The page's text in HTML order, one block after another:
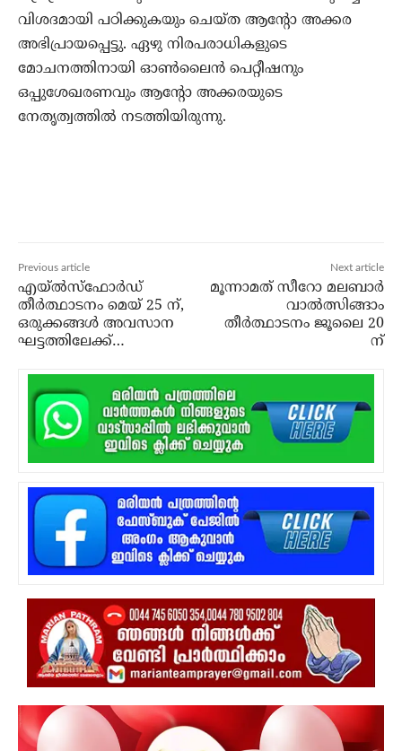
വിശദമായി പഠിക്കുകയും ചെയ്ത ആന്റോ അക്കര
അഭിപ്രായപ്പെട്ടു. ഏഴു നിരപരാധികളുടെ
മോചനത്തിനായി ഓണ്‍ലൈന്‍ പെറ്റീഷനും
ഒപ്പുശേഖരണവും ആന്റോ അക്കരയുടെ
നേതൃത്വത്തില്‍ നടത്തിയിരുന്നു.
Previous article
എയ്‌ൽസ്‌ഫോർഡ്
തീർത്ഥാടനം മെയ് 25 ന്,
ഒരുക്കങ്ങൾ അവസാന
ഘട്ടത്തിലേക്ക്…
Next article
മൂന്നാമത് സീറോ മലബാർ
വാൽത്സിങ്ങാം
തീര്‍ത്ഥാടനം ജൂലൈ 20
ന്